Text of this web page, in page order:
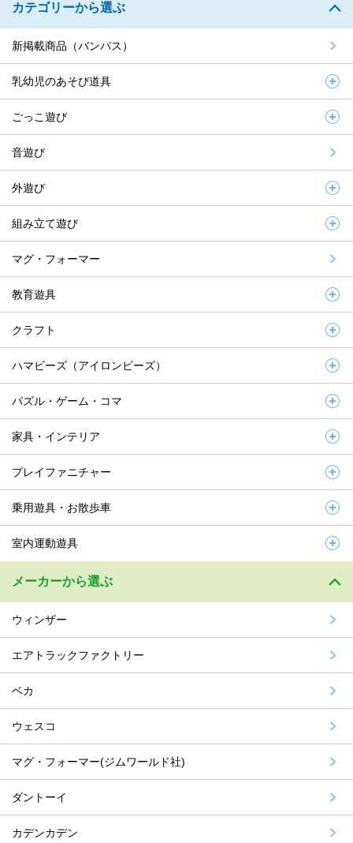
カテゴリーから選ぶ
新掲載商品（バンパス）
乳幼児のあそび道具
ごっこ遊び
音遊び
外遊び
組み立て遊び
マグ・フォーマー
教育遊具
クラフト
ハマビーズ（アイロンビーズ）
パズル・ゲーム・コマ
家具・インテリア
プレイファニチャー
乗用遊具・お散歩車
室内運動遊具
メーカーから選ぶ
ウィンザー
エアトラックファクトリー
ベカ
ウェスコ
マグ・フォーマー(ジムワールド社)
ダントーイ
カデンカデン